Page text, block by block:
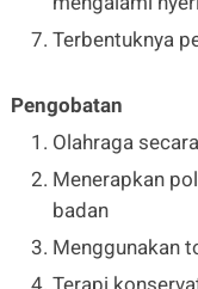
Terbentuknya
Pengobatan
Olahraga
Menerapkan
badan
Menggunakan